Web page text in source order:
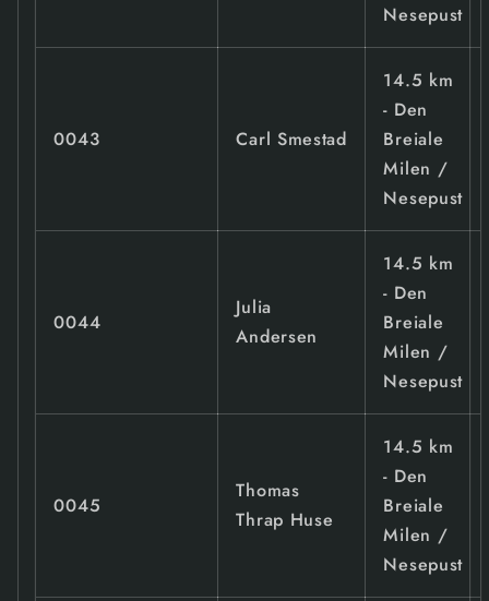
Nesepust
0043 Carl Smestad
14.5 km
- Den
Breiale
Milen /
Nesepust
0044
Julia
Andersen
14.5 km
- Den
Breiale
Milen /
Nesepust
0045
Thomas
Thrap Huse
14.5 km
- Den
Breiale
Milen /
Nesepust